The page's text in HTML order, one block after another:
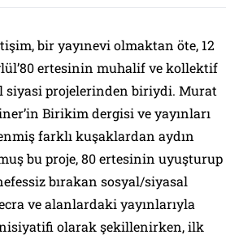
bir yayınevi olmaktan öte, 12
ertesinin muhalif ve kollektif
siyasi projelerinden biriydi. Murat
Birikimdergisi ve yayınları
farklı kuşaklardan aydın
bu proje, 80 ertesinin uyuşturup
bırakan sosyal/siyasal
ve alanlardaki yayınlarıyla
olarak şekillenirken, ilk